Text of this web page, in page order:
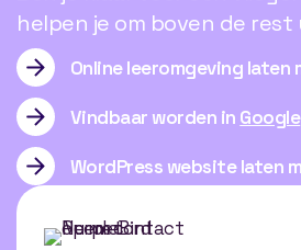
helpen je om boven de
Online leeromgeving laten
Vindbaar worden in Google
WordPress website laten